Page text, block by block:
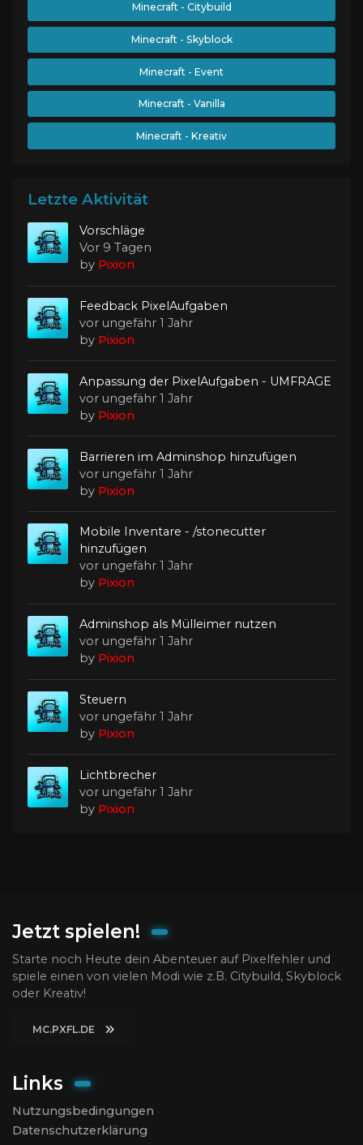
Minecraft - Citybuild
Minecraft - Skyblock
Minecraft - Event
Minecraft - Vanilla
Minecraft - Kreativ
Letzte Aktivität
Vorschläge
Vor 9 Tagen
by Pixion
Feedback PixelAufgaben
vor ungefähr 1 Jahr
by Pixion
Anpassung der PixelAufgaben - UMFRAGE
vor ungefähr 1 Jahr
by Pixion
Barrieren im Adminshop hinzufügen
vor ungefähr 1 Jahr
by Pixion
Mobile Inventare - /stonecutter
hinzufügen
vor ungefähr 1 Jahr
by Pixion
Adminshop als Mülleimer nutzen
vor ungefähr 1 Jahr
by Pixion
Steuern
vor ungefähr 1 Jahr
by Pixion
Lichtbrecher
vor ungefähr 1 Jahr
by Pixion
Jetzt spielen!
Starte noch Heute dein Abenteuer auf Pixelfehler und
spiele einen von vielen Modi wie z.B. Citybuild, Skyblock
oder Kreativ!
MC.PXFL.DE
Links
Nutzungsbedingungen
Datenschutzerklärung